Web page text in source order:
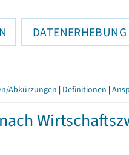
DATENERHEBUNG
Abkürzungen | Definitionen |